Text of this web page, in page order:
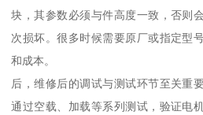
块，其参数必须与件高度一致，否则
次损坏。很多时候需要原厂或指定型
和成本。
后，维修后的调试与测试环节至关重
通过空载、加载等系列测试，验证电